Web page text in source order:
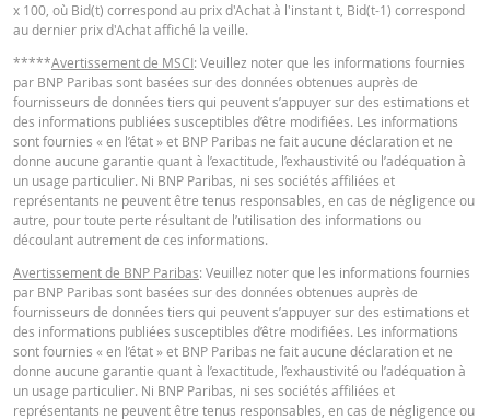
QUOTES
Latest Product Quotes CSV
Restrike history xlsx
x 100, où Bid(t) correspond au prix d'Achat à l'instant t, Bid(t-1) correspond
au dernier prix d'Achat affiché la veille.
*****Avertissement de MSCI: Veuillez noter que les informations fournies
par BNP Paribas sont basées sur des données obtenues auprès de
fournisseurs de données tiers qui peuvent s’appuyer sur des estimations et
des informations publiées susceptibles d’être modifiées. Les informations
sont fournies « en l’état » et BNP Paribas ne fait aucune déclaration et ne
donne aucune garantie quant à l’exactitude, l’exhaustivité ou l’adéquation à
un usage particulier. Ni BNP Paribas, ni ses sociétés affiliées et
représentants ne peuvent être tenus responsables, en cas de négligence ou
autre, pour toute perte résultant de l’utilisation des informations ou
découlant autrement de ces informations.
Avertissement de BNP Paribas: Veuillez noter que les informations fournies
par BNP Paribas sont basées sur des données obtenues auprès de
fournisseurs de données tiers qui peuvent s’appuyer sur des estimations et
des informations publiées susceptibles d’être modifiées. Les informations
sont fournies « en l’état » et BNP Paribas ne fait aucune déclaration et ne
donne aucune garantie quant à l’exactitude, l’exhaustivité ou l’adéquation à
un usage particulier. Ni BNP Paribas, ni ses sociétés affiliées et
représentants ne peuvent être tenus responsables, en cas de négligence ou